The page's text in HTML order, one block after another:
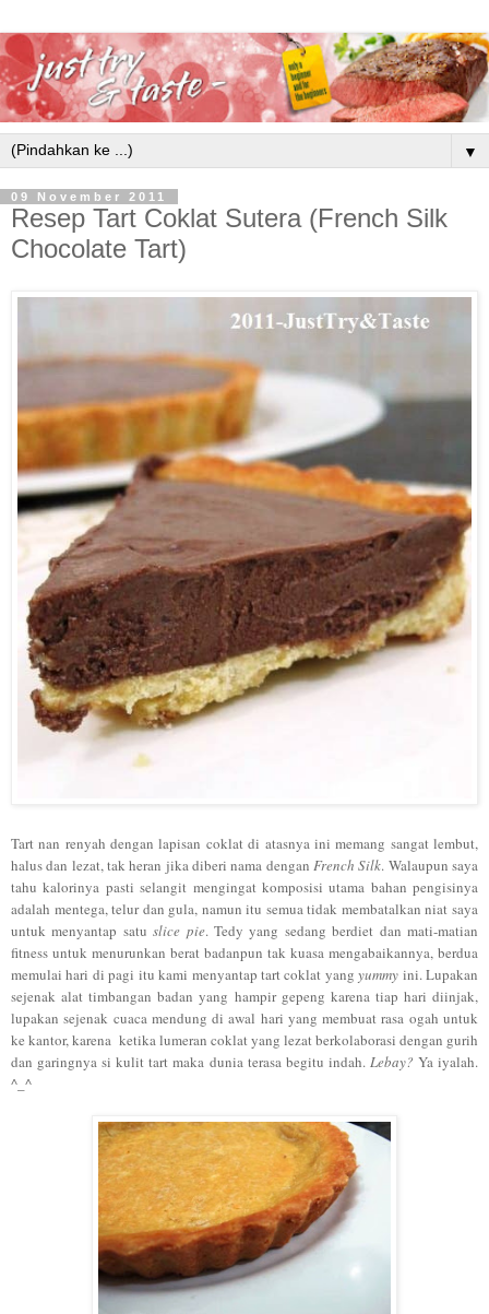
▼
09 November 2011
Resep Tart Coklat Sutera (French Silk
Chocolate Tart)
Tart nan renyah dengan lapisan coklat di atasnya ini memang sangat lembut,
halus dan lezat, tak heran jika diberi nama dengan French Silk. Walaupun saya
tahu kalorinya pasti selangit mengingat komposisi utama bahan pengisinya
adalah mentega, telur dan gula, namun itu semua tidak membatalkan niat saya
untuk menyantap satuslice pie. Tedy yang sedang berdiet dan mati-matian
fitness untuk menurunkan berat badanpun tak kuasa mengabaikannya, berdua
memulai hari di pagi itu kami menyantap tart coklat yangyummy ini. Lupakan
sejenak alat timbangan badan yang hampir gepeng karena tiap hari diinjak,
lupakan sejenak cuaca mendung di awal hari yang membuat rasa ogah untuk
ke kantor, karena ketika lumeran coklat yang lezat berkolaborasi dengan gurih
dan garingnya si kulit tart maka dunia terasa begitu indah. Lebay? Ya iyalah.
^_^